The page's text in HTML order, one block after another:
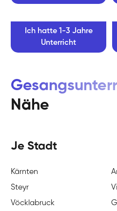
Ich hatte 1-3 Jahre
Unterricht
Nähe
Je Stadt
Kärnten
Steyr
Vöcklabruck